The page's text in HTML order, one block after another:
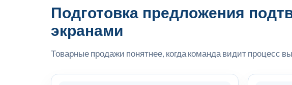
Подготовка предложения
экранами
Товарные продажи понятнее, когда команда видит процесс